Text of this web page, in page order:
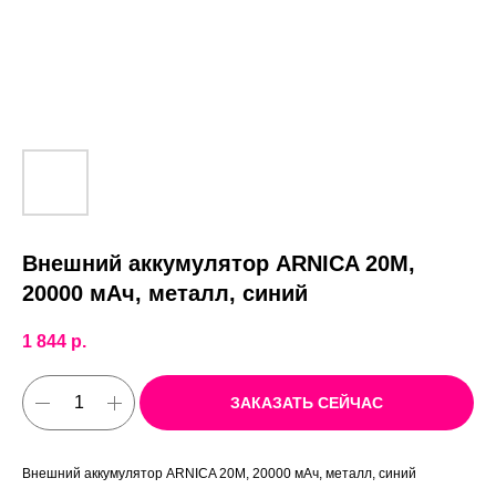
Внешний аккумулятор ARNICA 20M,
20000 мАч, металл, синий
1 844 р.
ЗАКАЗАТЬ СЕЙЧАС
Внешний аккумулятор ARNICA 20M, 20000 мАч, металл, синий